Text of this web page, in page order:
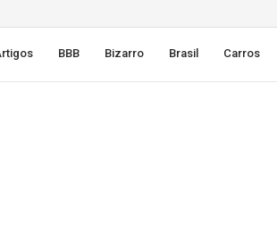
BBB Bizarro Brasil Carros